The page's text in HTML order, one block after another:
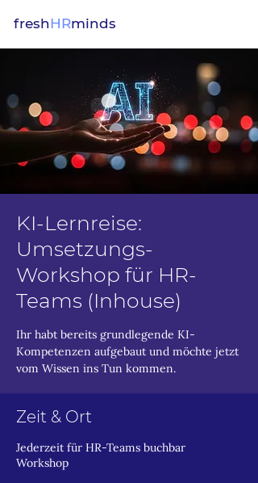
freshHRminds
KI-Lernreise:
Umsetzungs-
Workshop für HR-
Teams (Inhouse)
Ihr habt bereits grundlegende KI-
Kompetenzen aufgebaut und möchte jetzt
vom Wissen ins Tun kommen.
Zeit & Ort
Jederzeit für HR-Teams buchbar
Workshop